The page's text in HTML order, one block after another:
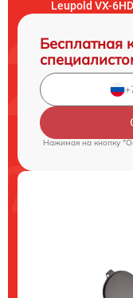
Leupold VX-
Бесплатная
Нажимая на кнопку